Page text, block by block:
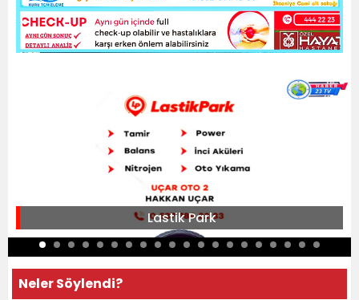
Lastik Park
Neler Söylendi?